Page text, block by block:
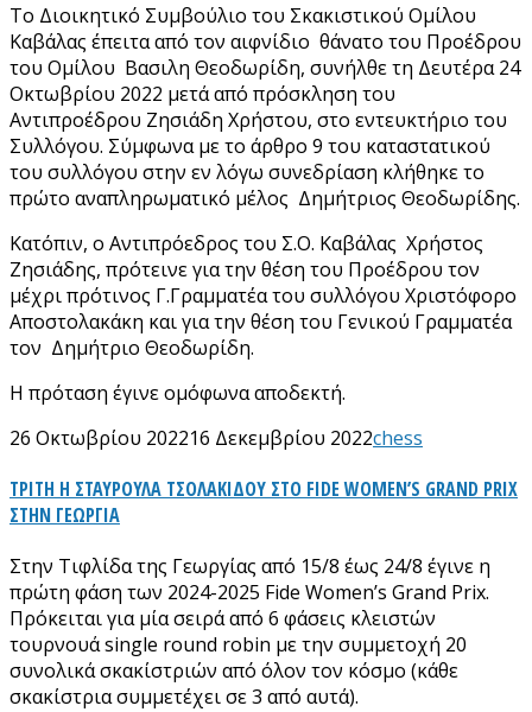
Το Διοικητικό Συμβούλιο του Σκακιστικού Ομίλου
Καβάλας έπειτα από τον αιφνίδιο θάνατο του Προέδρου
του Ομίλου Βασιλη Θεοδωρίδη, συνήλθε τη Δευτέρα 24
Οκτωβρίου 2022 μετά από πρόσκληση του
Αντιπροέδρου Ζησιάδη Χρήστου, στο εντευκτήριο του
Συλλόγου. Σύμφωνα με το άρθρο 9 του καταστατικού
του συλλόγου στην εν λόγω συνεδρίαση κλήθηκε το
πρώτο αναπληρωματικό μέλος Δημήτριος Θεοδωρίδης.
Κατόπιν, ο Αντιπρόεδρος του Σ.Ο. Καβάλας Χρήστος
Ζησιάδης, πρότεινε για την θέση του Προέδρου τον
μέχρι πρότινος Γ.Γραμματέα του συλλόγου Χριστόφορο
Αποστολακάκη και για την θέση του Γενικού Γραμματέα
τον Δημήτριο Θεοδωρίδη.
Η πρόταση έγινε ομόφωνα αποδεκτή.
26 Οκτωβρίου 202216 Δεκεμβρίου 2022chess
ΤΡΙΤΗ Η ΣΤΑΥΡΟΥΛΑ ΤΣΟΛΑΚΙΔΟΥ ΣΤΟ FIDE WOMEN’S GRAND PRIX
ΣΤΗΝ ΓΕΩΡΓΙΑ
Στην Τιφλίδα της Γεωργίας από 15/8 έως 24/8 έγινε η
πρώτη φάση των 2024-2025 Fide Women’s Grand Prix.
Πρόκειται για μία σειρά από 6 φάσεις κλειστών
τουρνουά single round robin με την συμμετοχή 20
συνολικά σκακίστριών από όλον τον κόσμο (κάθε
σκακίστρια συμμετέχει σε 3 από αυτά).